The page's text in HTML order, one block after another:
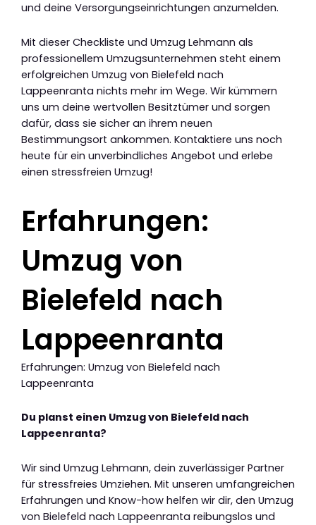
und deine Versorgungseinrichtungen anzumelden.
Mit dieser Checkliste und Umzug Lehmann als
professionellem Umzugsunternehmen steht einem
erfolgreichen Umzug von Bielefeld nach
Lappeenranta nichts mehr im Wege. Wir kümmern
uns um deine wertvollen Besitztümer und sorgen
dafür, dass sie sicher an ihrem neuen
Bestimmungsort ankommen. Kontaktiere uns noch
heute für ein unverbindliches Angebot und erlebe
einen stressfreien Umzug!
Erfahrungen:
Umzug von
Bielefeld nach
Lappeenranta
Erfahrungen: Umzug von Bielefeld nach
Lappeenranta
Du planst einen Umzug von Bielefeld nach
Lappeenranta?
Wir sind Umzug Lehmann, dein zuverlässiger Partner
für stressfreies Umziehen. Mit unseren umfangreichen
Erfahrungen und Know-how helfen wir dir, den Umzug
von Bielefeld nach Lappeenranta reibungslos und